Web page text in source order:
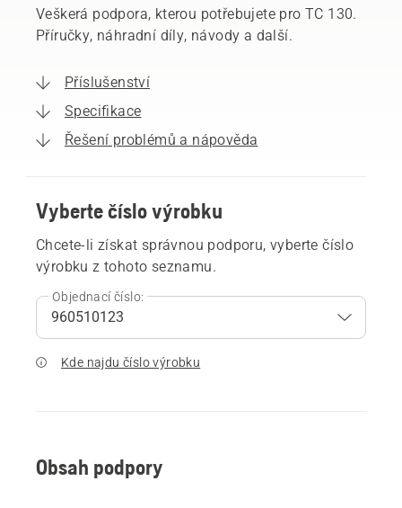
Veškerá podpora, kterou potřebujete pro TC 130.
Příručky, náhradní díly, návody a další.
Příslušenství
Specifikace
Řešení problémů a nápověda
Vyberte číslo výrobku
Chcete-li získat správnou podporu, vyberte číslo
výrobku z tohoto seznamu.
Objednací číslo:
Kde najdu číslo výrobku
Obsah podpory